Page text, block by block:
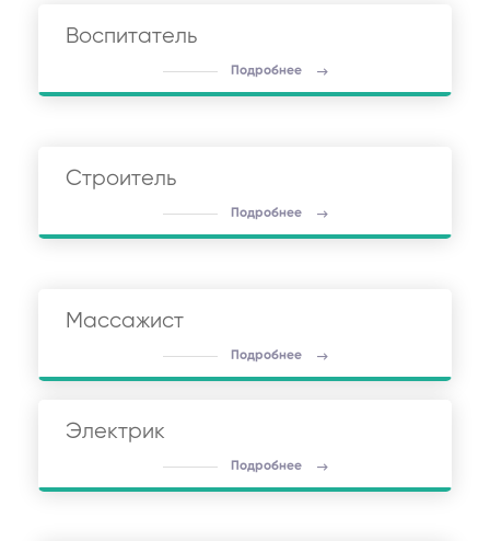
Воспитатель
Подробнее
Строитель
Подробнее
Массажист
Подробнее
Электрик
Подробнее